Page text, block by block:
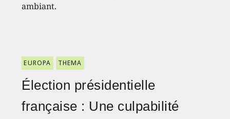
ambiant.
EUROPA THEMA
Élection présidentielle
française : Une culpabilité